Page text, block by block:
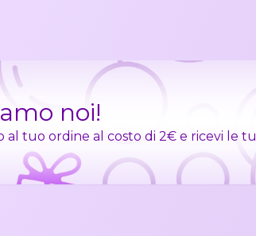
noi!
tuo ordine al costo di 2€ e ricevi le